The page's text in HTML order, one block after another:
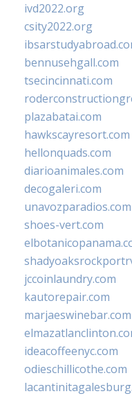
ivd2022.org
csity2022.org
bennusehgall.com
tsecincinnati.com
plazabatai.com
hawkscayresort.com
hellonquads.com
diarioanimales.com
decogaleri.com
unavozparadios.com
shoes-vert.com
jccoinlaundry.com
kautorepair.com
marjaeswinebar.com
ideacoffeenyc.com
odieschillicothe.com